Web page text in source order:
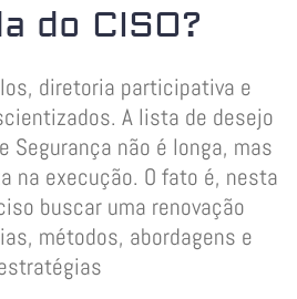
do CISO?
diretoria participativa e
A lista de desejo
Segurança não é longa, mas
na execução. O fato é, nesta
buscar uma renovação
métodos, abordagens e